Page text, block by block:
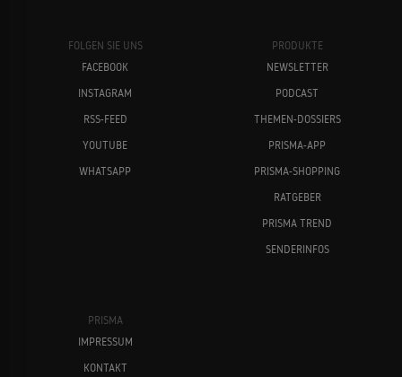
FOLGEN SIE UNS
FACEBOOK
INSTAGRAM
RSS-FEED
YOUTUBE
WHATSAPP
PRODUKTE
NEWSLETTER
PODCAST
THEMEN-DOSSIERS
PRISMA-APP
PRISMA-SHOPPING
RATGEBER
PRISMA TREND
SENDERINFOS
PRISMA
IMPRESSUM
KONTAKT